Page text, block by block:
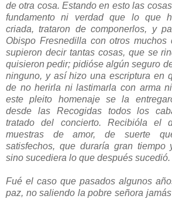
de otra cosa. Estando en esto las
fundamento ni verdad que lo que
criada, trataron de componerlos, y
Obispo Fresnedilla con otros
supieron decir tantas cosas, que se
quisieron pedir; pidióse algún seguro
ninguno, y así hizo una escriptura en
de no herirla ni lastimarla con arma
este pleito homenaje se la
desde las Recogidas todos los
tratado del concierto. Recibióla el
muestras de amor, de suerte
satisfechos, que duraría gran tiempo
sino sucediera lo que después sucedió.
Fué el caso que pasados algunos
paz, no saliendo la pobre señora